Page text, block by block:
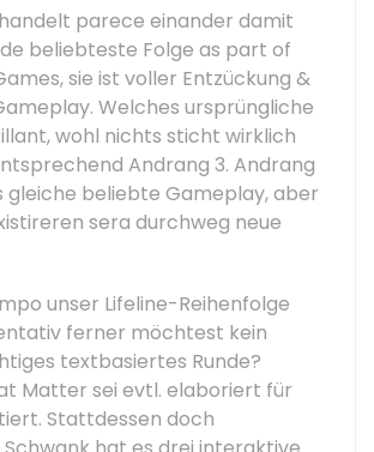
parece einander damit
beliebteste Folge as part of
sie ist voller Entzückung &
Welches ursprüngliche
wohl nichts sticht wirklich
Andrang 3. Andrang
gleiche beliebte Gameplay, aber
sera durchweg neue
unser Lifeline-Reihenfolge
ferner möchtest kein
textbasiertes Runde?
Matter sei evtl. elaboriert für
Stattdessen doch